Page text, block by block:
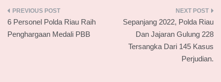
Navigasi
pos
6 Personel Polda Riau Raih
Penghargaan Medali PBB
Sepanjang 2022, Polda Riau
Dan Jajaran Gulung 228
Tersangka Dari 145 Kasus
Perjudian.